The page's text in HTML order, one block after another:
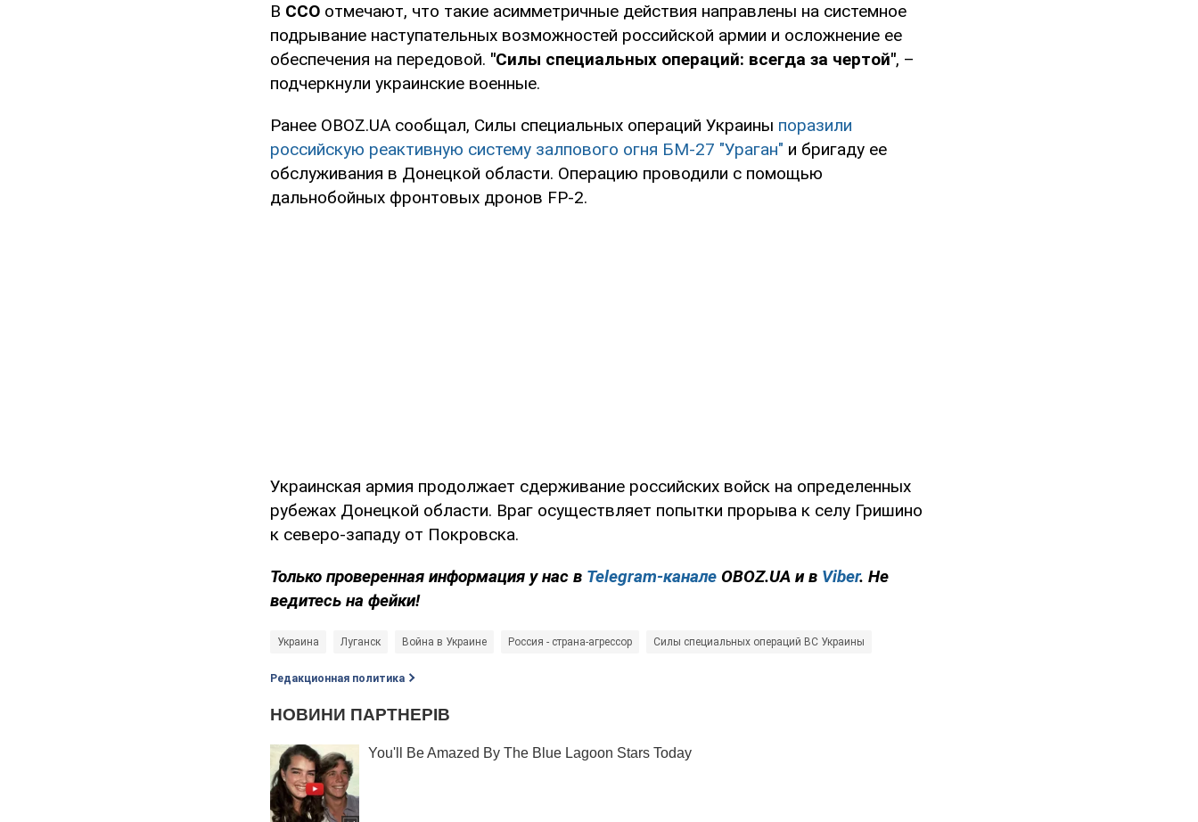
В ССО отмечают, что такие асимметричные действия направлены на системное
подрывание наступательных возможностей российской армии и осложнение ее
обеспечения на передовой. "Силы специальных операций: всегда за чертой", –
подчеркнули украинские военные.
Ранее OBOZ.UA сообщал, Силы специальных операций Украины поразили
российскую реактивную систему залпового огня БМ-27 "Ураган" и бригаду ее
обслуживания в Донецкой области. Операцию проводили с помощью
дальнобойных фронтовых дронов FP-2.
Украинская армия продолжает сдерживание российских войск на определенных
рубежах Донецкой области. Враг осуществляет попытки прорыва к селу Гришино
к северо-западу от Покровска.
Только проверенная информация у нас в Telegram-канале OBOZ.UA и в Viber. Не
ведитесь на фейки!
Украина Луганск Война в Украине Россия - страна-агрессор Силы специальных операций ВС Украины
Редакционная политика